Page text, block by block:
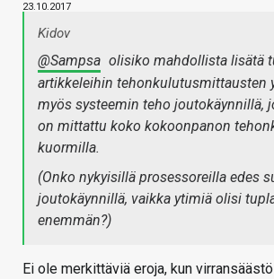
23.10.2017
Kidov
@Sampsa olisiko mahdollista lisätä
artikkeleihin tehonkulutusmittausten
myös systeemin teho joutokäynnillä,
on mittattu koko kokoonpanon
kuormilla.
(Onko nykyisillä prosessoreilla edes
joutokäynnillä, vaikka ytimiä olisi
enemmän?)
Ei ole merkittäviä eroja, kun